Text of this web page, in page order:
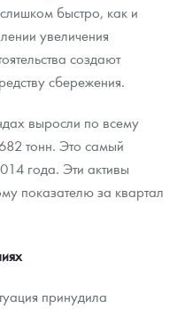
быстро, как и
увеличения
создают
сбережения.
выросли по всему
тонн. Это самый
года. Эти активы
показателю за квартал
принудила